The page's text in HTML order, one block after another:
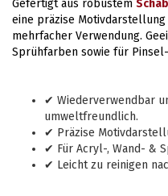
Gefertigt aus robustem
eine präzise
mehrfacher Verwendung.
Sprühfarben sowie für
✔ Wiederverwendbar
umweltfreundlich.
✔ Präzise
✔ Für Acryl-, Wand- &
✔ Leicht zu reinigen